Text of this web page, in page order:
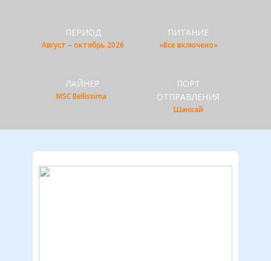
ПЕРИОД
А​вгуст – октябрь 2026
ПИТАНИЕ
«Все включено»
ЛАЙНЕР
MSC Bellissima
ПОРТ
ОТПРАВЛЕНИЯ
Шанхай